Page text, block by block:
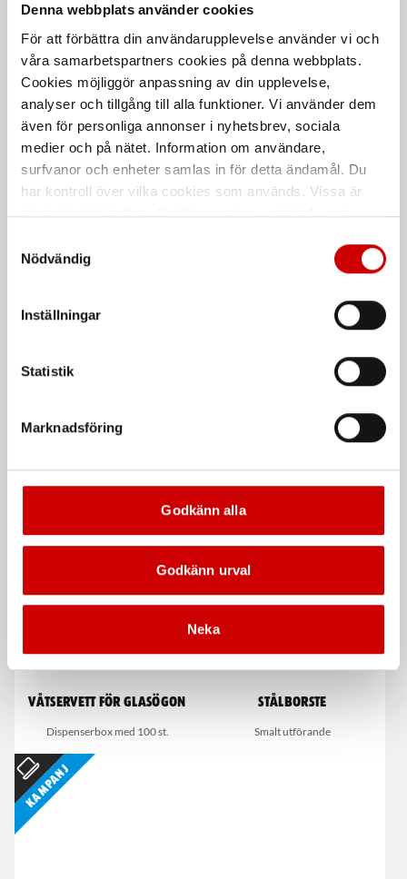
Denna webbplats använder cookies
För att förbättra din användarupplevelse använder vi och
våra samarbetspartners cookies på denna webbplats.
Cookies möjliggör anpassning av din upplevelse,
analyser och tillgång till alla funktioner. Vi använder dem
även för personliga annonser i nyhetsbrev, sociala
medier och på nätet. Information om användare,
surfvanor och enheter samlas in för detta ändamål. Du
har kontroll över vilka cookies som används. Vissa är
tekniskt nödvändiga. Godkännande av statistik- och
länder utanför EU med olika dataskyddsnormer. Genom
att godkänna samtycker du till sådana överföringar. Läs
Nödvändig
Inställningar
Statistik
Marknadsföring
Godkänn alla
Godkänn urval
Neka
Speedtec 200C
MIG , MMA och Lift-TIG
Svetsmaskin MIG/MAG
MMA-svetsning, PFC-krets
MMA-svetsning, PFC-krets
Kampanj
Våtservett för glasögon
Dispenserbox med 100 st.
Stålborste
Smalt utförande
Kampanj